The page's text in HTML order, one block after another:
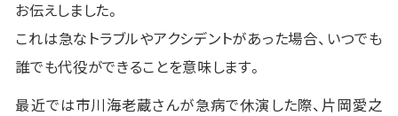
お伝えしました。
これは急なトラブルやアクシデントがあった場合、いつでも
誰でも代役ができることを意味します。
最近では市川海老蔵さんが急病で休演した際、片岡愛之